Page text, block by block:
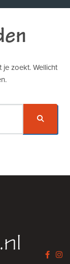
zoekt. Wellicht